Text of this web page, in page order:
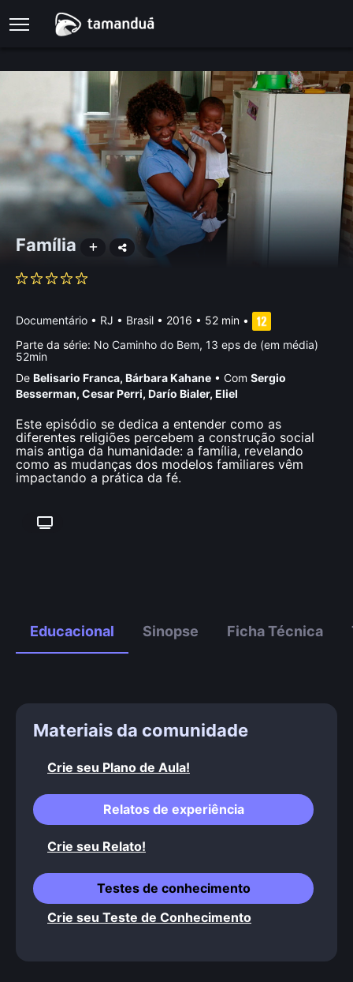
Família
Documentário • RJ • Brasil • 2016 • 52 min •
Parte da série: No Caminho do Bem, 13 eps de (em média)
52min
De Belisario Franca, Bárbara Kahane • Com Sergio
Besserman, Cesar Perri, Darío Bialer, Eliel
Este episódio se dedica a entender como as
diferentes religiões percebem a construção social
mais antiga da humanidade: a família, revelando
como as mudanças dos modelos familiares vêm
impactando a prática da fé.
Educacional Sinopse Ficha Técnica
Materiais da comunidade
Crie seu Plano de Aula!
Relatos de experiência
Crie seu Relato!
Testes de conhecimento
Crie seu Teste de Conhecimento